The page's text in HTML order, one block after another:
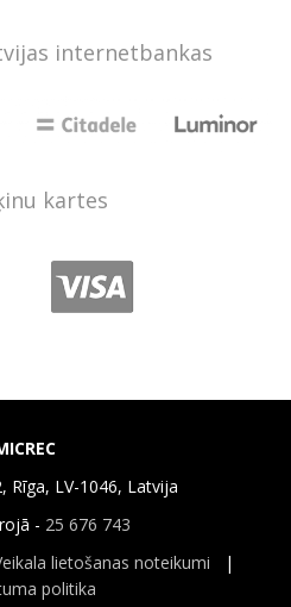
internetbankas
kartes
Rīga, LV-1046, Latvija
- 25 676 743
lietošanas noteikumi |
politika